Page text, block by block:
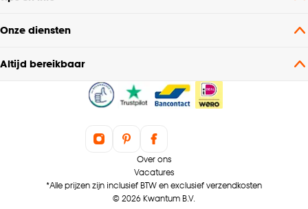
Onze diensten
Altijd bereikbaar
Over ons
Vacatures
*Alle prijzen zijn inclusief BTW en exclusief verzendkosten
© 2026 Kwantum B.V.